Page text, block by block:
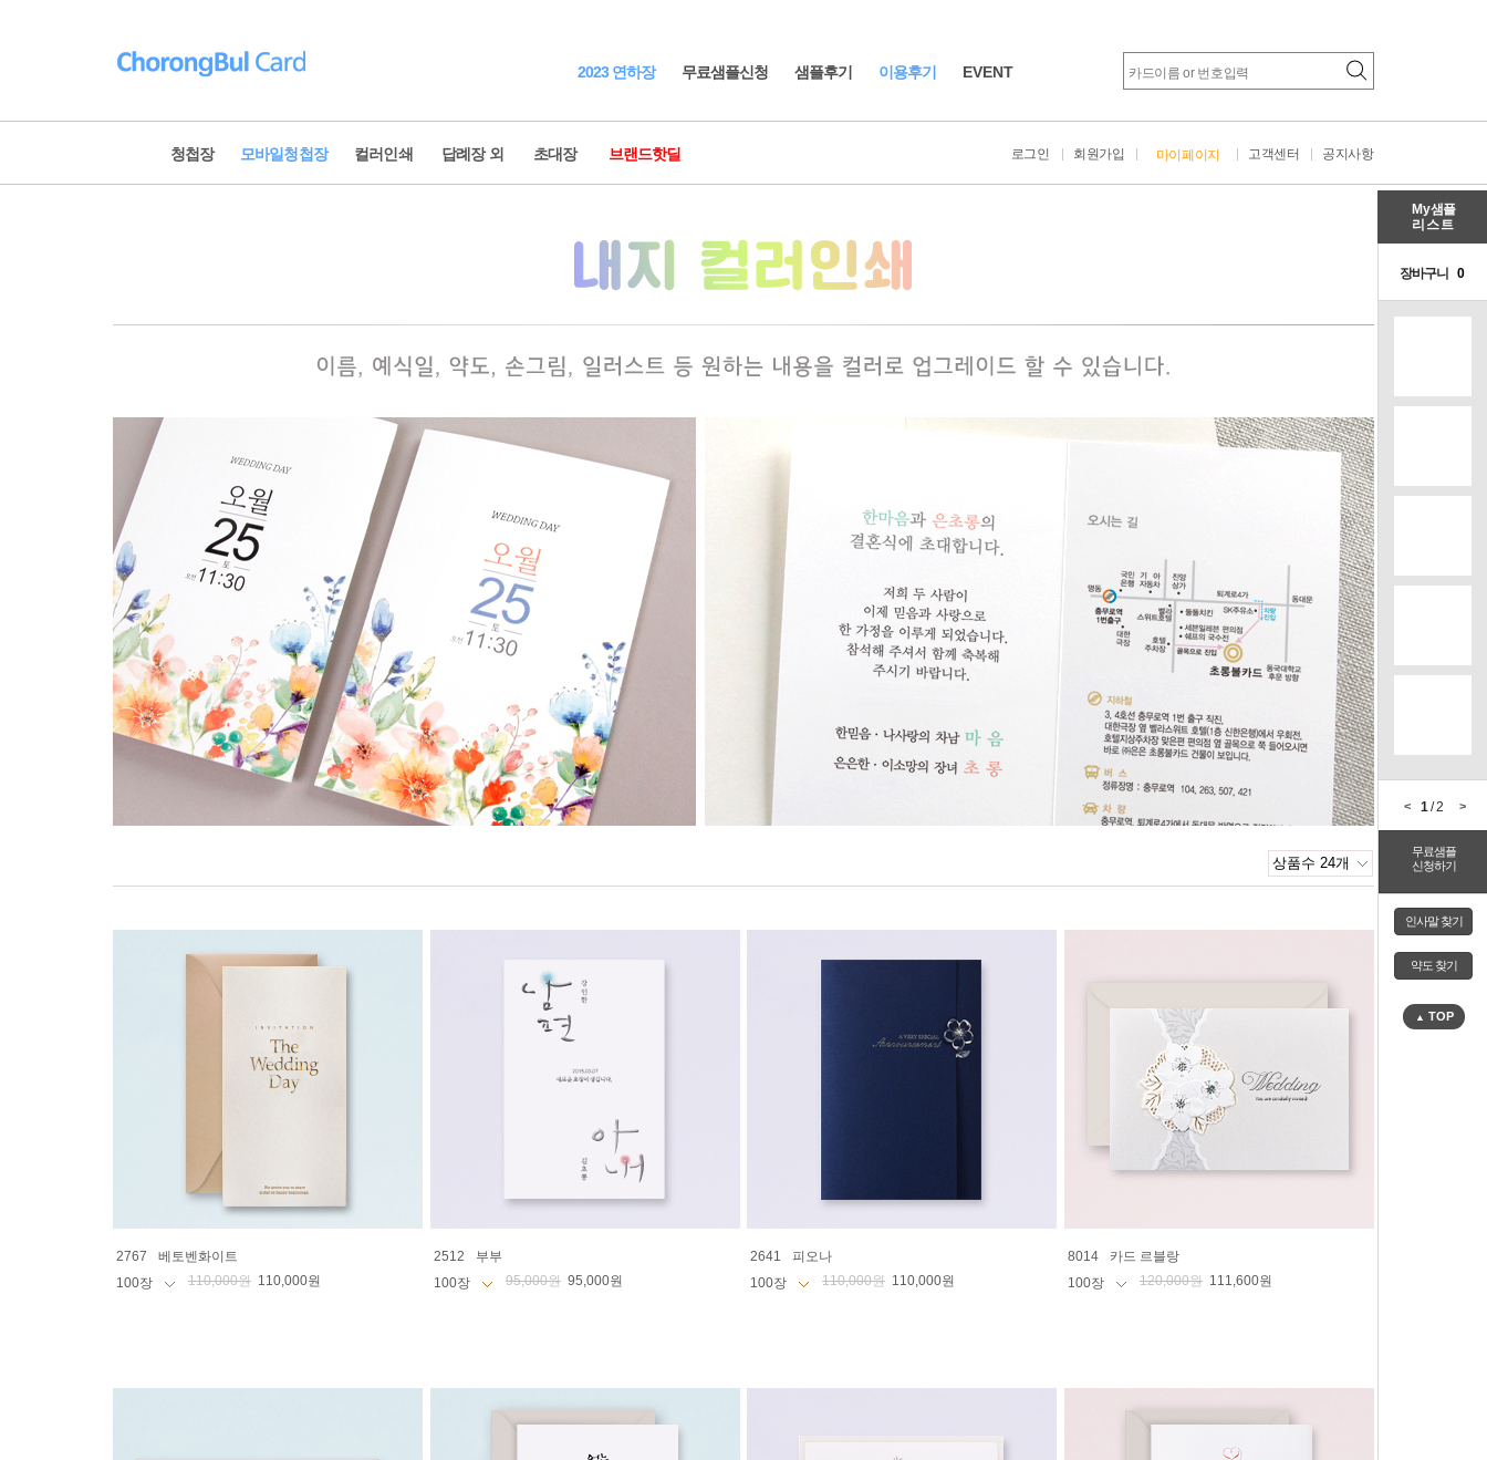
2023 연하장 무료샘플신청 샘플후기 이용후기 EVENT
청첩장 모바일청첩장 컬러인쇄 답례장 외 초대장 브랜드핫딜 로그인 공지사항
회원가입 고객센터
2767
베토벤화이트
110,000원 110,000원
2512
부부
95,000원 95,000원
2641
피오나
110,000원 110,000원
8014
카드 르블랑
120,000원 111,600원
식중영상
New Year's card
초대장
기업행사
축하카드 미니 청첩장
마이페이지
추가주문 모바일청첩장
My샘플
리스트
0
장바구니
인사말 찾기
약도 찾기
▲ TOP
< >
1/2
무료샘플
신청하기